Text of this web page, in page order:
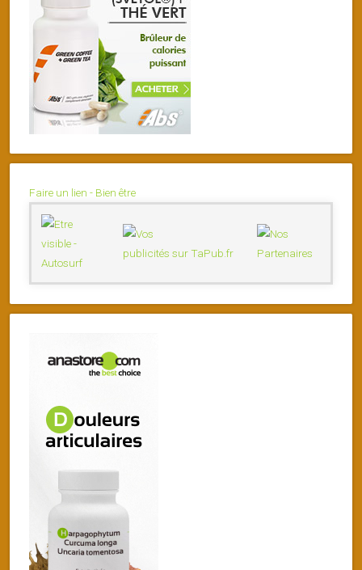
Faire un lien - Bien être